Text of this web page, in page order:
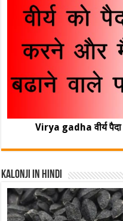
Virya gadha वीर्य पैदा
Kalonji In Hindi